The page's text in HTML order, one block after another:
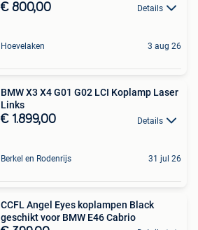
€ 800,00 Details
Hoevelaken 3 aug 26
BMW X3 X4 G01 G02 LCI Koplamp Laser
Links
€ 1.899,00 Details
Berkel en Rodenrijs 31 jul 26
CCFL Angel Eyes koplampen Black
geschikt voor BMW E46 Cabrio